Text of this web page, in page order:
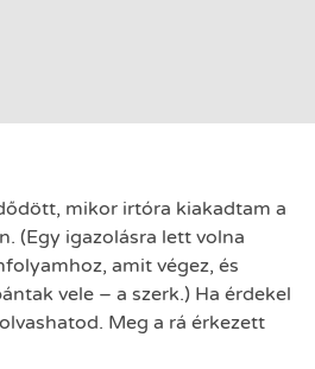
mikor irtóra kiakadtam a
(Egy igazolásra lett volna
amit végez, és
vele – a szerk.) Ha érdekel
Meg a rá érkezett